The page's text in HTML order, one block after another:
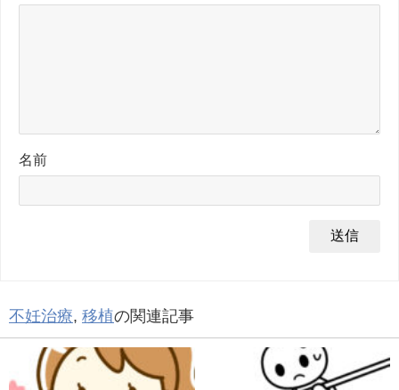
名前
不妊治療, 移植の関連記事